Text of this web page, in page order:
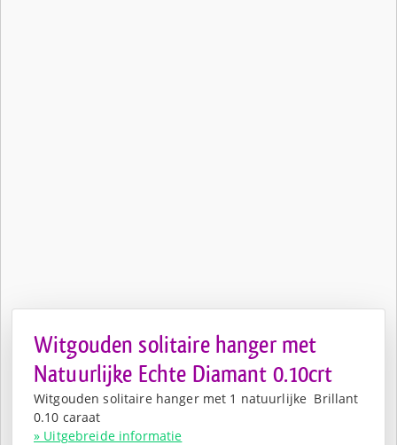
Witgouden solitaire hanger met
Natuurlijke Echte Diamant 0.10crt
Witgouden solitaire hanger met 1 natuurlijke Brillant
0.10 caraat
» Uitgebreide informatie